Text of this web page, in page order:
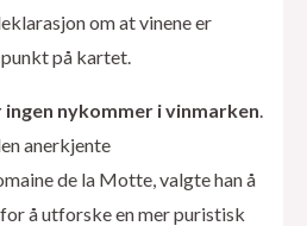
om at vinene er
på kartet.
nykommer i vinmarken
anerkjente
de la Motte, valgte han å
å utforske en mer puristisk